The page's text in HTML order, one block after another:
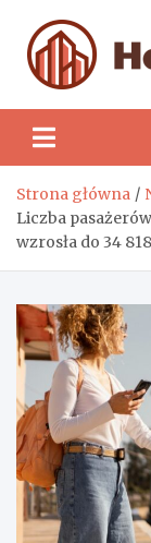
content
Strona główna
Liczba
wzrosła do 34